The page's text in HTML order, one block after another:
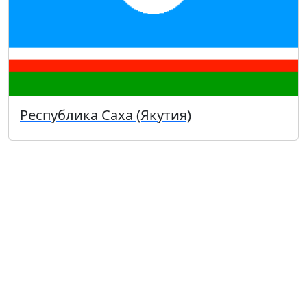
Республика Саха (Якутия)